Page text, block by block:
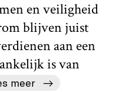
en veiligheid
blijven juist
aan een
is van
meer